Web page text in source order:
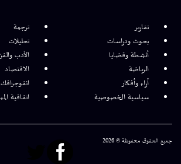
تقارير
ترجمة
بحوث ودراسات
تحليلات
أنشطة وقضايا
الأدب
الرياضة
الاقتصاد
آراء وأفكار
انفوجرافك
سياسية الخصوصية
اتفاقية
جميع الحقوق محفوظة © 2026